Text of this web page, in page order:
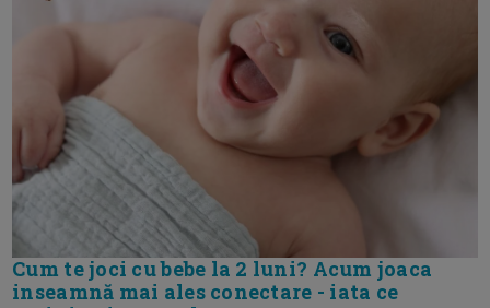
Cum te joci cu bebe la 2 luni? Acum joaca
inseamnă mai ales conectare - iata ce